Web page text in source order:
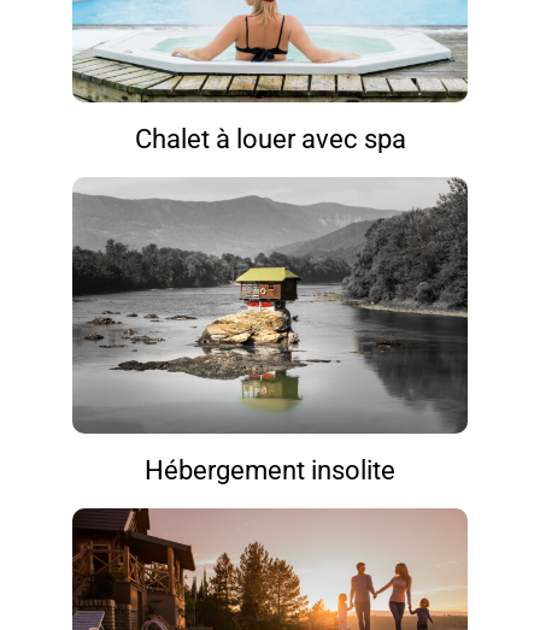
Chalet à louer avec spa
Hébergement insolite